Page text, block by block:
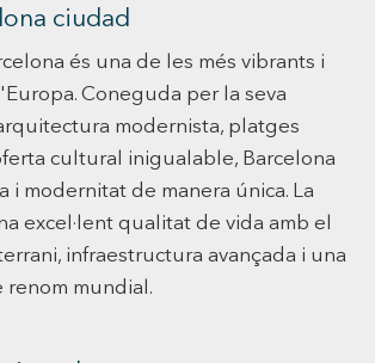
anual és del 6%. Aquest
en una ubicació privilegiada: a
amb cotxe de la Plaça Francesc
a peu de les estacions de
i Entença. El local, de 292 m²
dues plantes, és a peu de carrer,
com a Clínica de Cirurgia
apta per a diverses
cirurgia estètica, oftalmologia,
ciudad
és una de les més vibrants i
Coneguda per la seva
modernista, platges
cultural inigualable, Barcelona
i modernitat de manera única. La
excel·lent qualitat de vida amb el
infraestructura avançada i una
renom mundial.